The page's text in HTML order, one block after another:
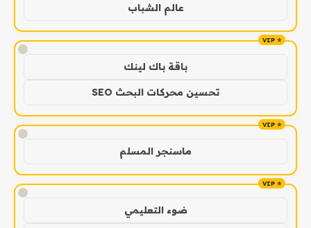
عالم الشباب
!
باقة باك لينك
تحسين محركات البحث SEO
!
ماسنجر المسلم
!
ضوء التعليمي